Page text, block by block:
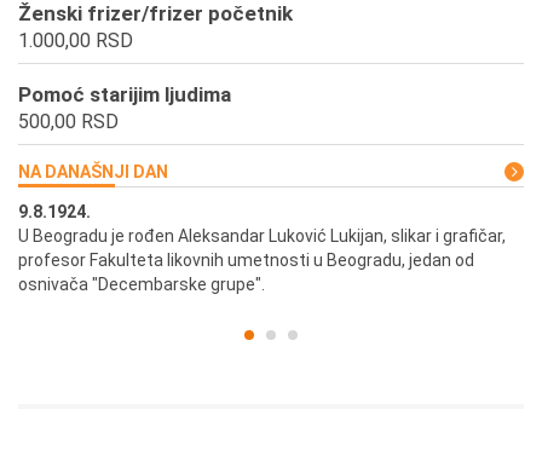
Ženski frizer/frizer početnik
1.000,00 RSD
Pomoć starijim ljudima
500,00 RSD
NA DANAŠNJI DAN
9.8.1924.
U Beogradu je rođen Aleksandar Luković Lukijan, slikar i grafičar,
profesor Fakulteta likovnih umetnosti u Beogradu, jedan od
osnivača "Decembarske grupe".